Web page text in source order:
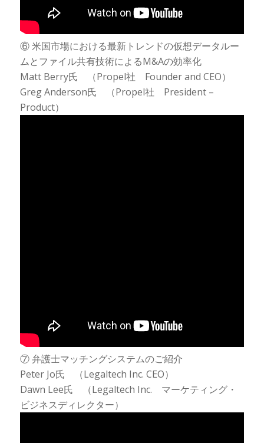
⑥ 米国市場における最新トレンドの仮想データルー
ムとファイル共有技術によるM&Aの効率化
Matt Berry氏 （Propel社 Founder and CEO）
Greg Anderson氏 （Propel社 President –
Product）
⑦ 弁護士マッチングシステムのご紹介
Peter Jo氏 （Legaltech Inc. CEO）
Dawn Lee氏 （Legaltech Inc. マーケティング・
ビジネスディレクター）